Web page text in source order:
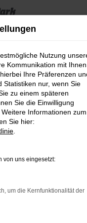
nicht
können Sie uns
Über das
Ihre Wünsche
über Ausstattung
wir Ihre Anfrage
ist es wichtig,
Nutzung
Kommunikation mit Ihnen
Ihre Präferenzen
Statistiken nur, wenn Sie
zu einem späteren
Sie die Einwilligung
Informationen zum
Sie hier:
von uns eingesetzt:
um die Kernfunktionalität der